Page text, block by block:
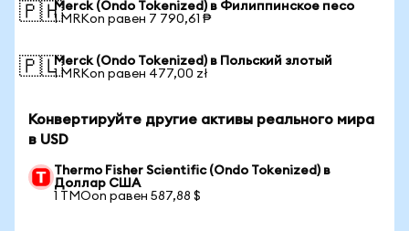
🇵🇭Merck (Ondo Tokenized) в Филиппинское песо
1 MRKon равен 7 790,61 ₱
🇵🇱Merck (Ondo Tokenized) в Польский злотый
1 MRKon равен 477,00 zł
Конвертируйте другие активы реального мира
в USD
Thermo Fisher Scientific (Ondo Tokenized) в
Доллар США
1 TMOon равен 587,88 $